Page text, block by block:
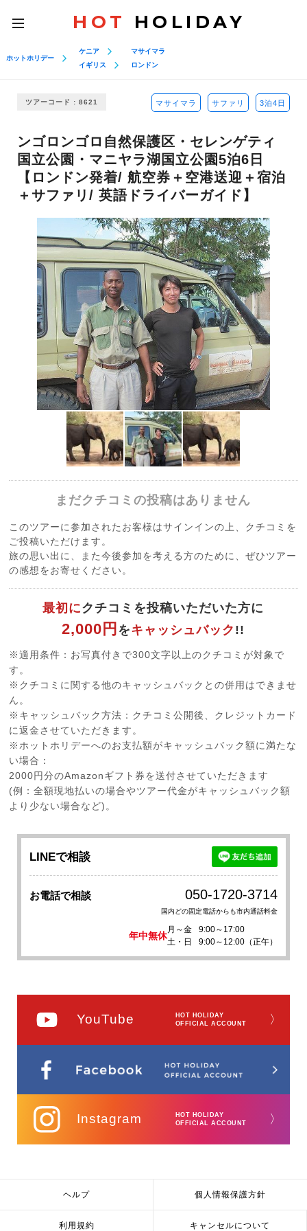
toggle
navigation
HOT HOLIDAY
ホットホリデー
ケニア
イギリス
マサイマラ
ロンドン
ツアーコード : 8621 マサイマラ サファリ 3泊4日
ンゴロンゴロ自然保護区・セレンゲティ
国立公園・マニヤラ湖国立公園5泊6日
【ロンドン発着/ 航空券＋空港送迎＋宿泊
＋サファリ/ 英語ドライバーガイド】
まだクチコミの投稿はありません
このツアーに参加されたお客様はサインインの上、クチコミを
ご投稿いただけます。
旅の思い出に、また今後参加を考える方のために、ぜひツアー
の感想をお寄せください。
最初にクチコミを投稿いただいた方に
2,000円 をキャッシュバック !!
※適用条件：お写真付きで300文字以上のクチコミが対象で
す。
※クチコミに関する他のキャッシュバックとの併用はできませ
ん。
※キャッシュバック方法：クチコミ公開後、クレジットカード
に返金させていただきます。
※ホットホリデーへのお支払額がキャッシュバック額に満たな
い場合：
2000円分のAmazonギフト券を送付させていただきます
(例：全額現地払いの場合やツアー代金がキャッシュバック額
より少ない場合など)。
LINEで相談
お電話で相談 050-1720-3714
国内どの固定電話からも市内通話料金
年中無休
月～金
9:00～17:00
土・日
9:00～12:00（正午）
YouTube
HOT HOLIDAY
OFFICIAL ACCOUNT
〉
Instagram
HOT HOLIDAY
OFFICIAL ACCOUNT
〉
ヘルプ 個人情報保護方針
利用規約 キャンセルについて